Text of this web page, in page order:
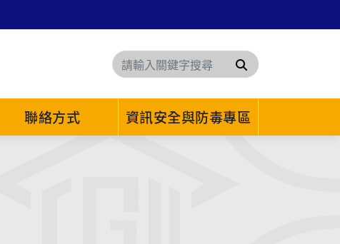
搜尋
聯絡方式 資訊安全與防毒專區